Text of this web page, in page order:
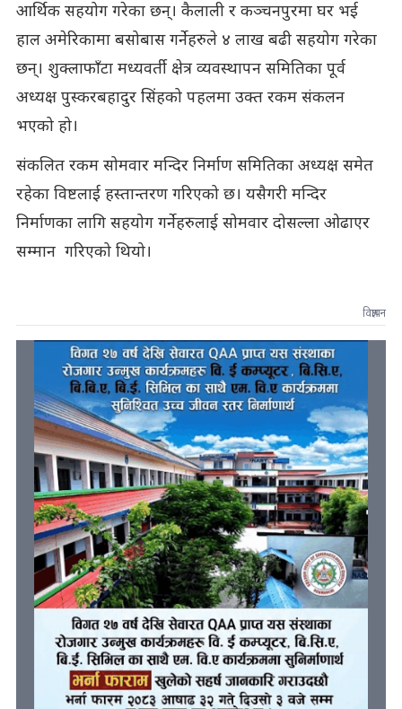
आर्थिक सहयोग गरेका छन्। कैलाली र कञ्चनपुरमा घर भई
हाल अमेरिकामा बसोबास गर्नेहरुले ४ लाख बढी सहयोग गरेका
छन्। शुक्लाफाँटा मध्यवर्ती क्षेत्र व्यवस्थापन समितिका पूर्व
अध्यक्ष पुस्करबहादुर सिंहको पहलमा उक्त रकम संकलन
भएको हो।
संकलित रकम सोमवार मन्दिर निर्माण समितिका अध्यक्ष समेत
रहेका विष्टलाई हस्तान्तरण गरिएको छ। यसैगरी मन्दिर
निर्माणका लागि सहयोग गर्नेहरुलाई सोमवार दोसल्ला ओढाएर
सम्मान गरिएको थियो।
विज्ञापन